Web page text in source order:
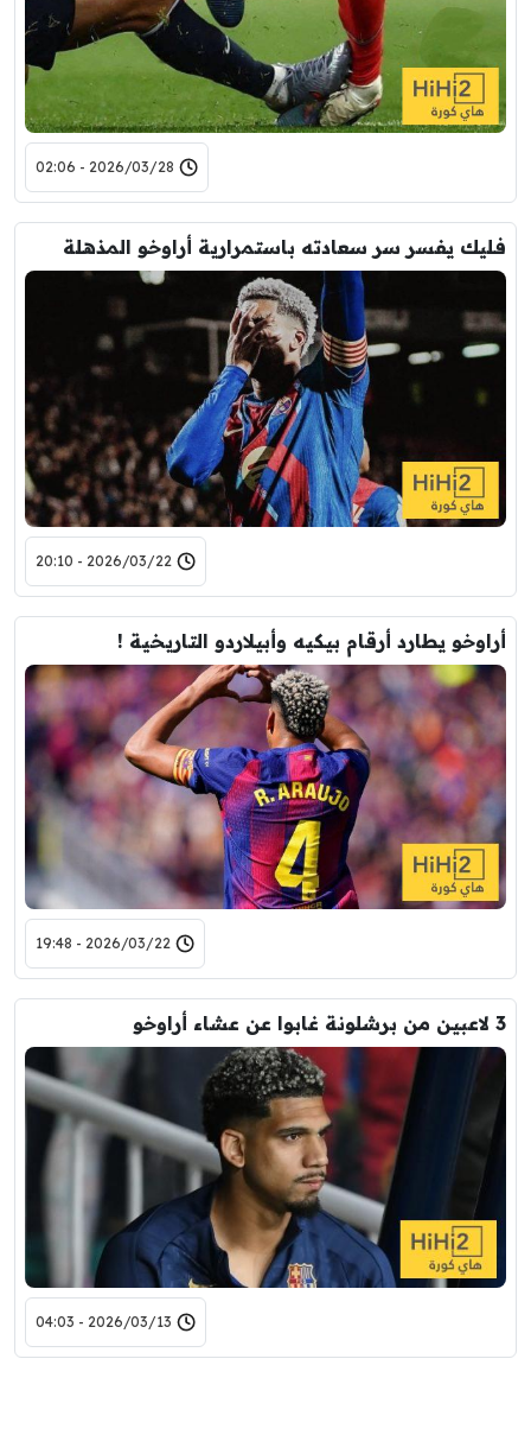
2026/03/28 - 02:06
فليك يفسر سر سعادته باستمرارية أراوخو المذهلة
2026/03/22 - 20:10
أراوخو يطارد أرقام بيكيه وأبيلاردو التاريخية !
2026/03/22 - 19:48
3 لاعبين من برشلونة غابوا عن عشاء أراوخو
2026/03/13 - 04:03